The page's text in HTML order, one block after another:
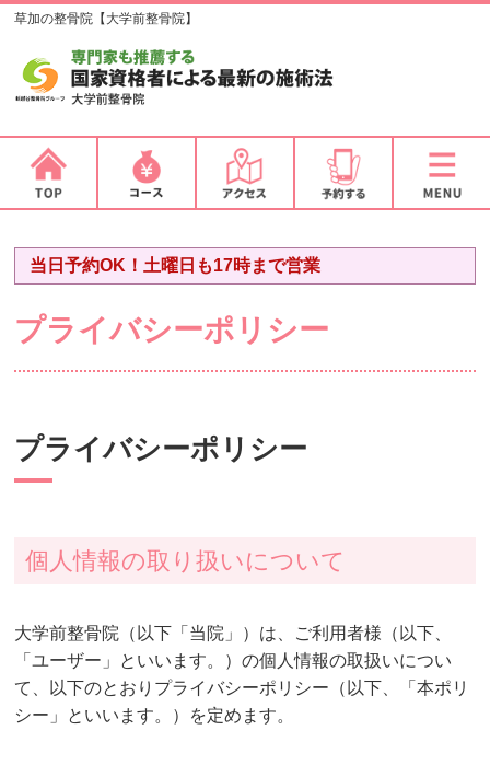
草加の整骨院【大学前整骨院】
当日予約OK！土曜日も17時まで営業
プライバシーポリシー
プライバシーポリシー
個人情報の取り扱いについて
大学前整骨院（以下「当院」）は、ご利用者様（以下、
「ユーザー」といいます。）の個人情報の取扱いについ
て、以下のとおりプライバシーポリシー（以下、「本ポリ
シー」といいます。）を定めます。